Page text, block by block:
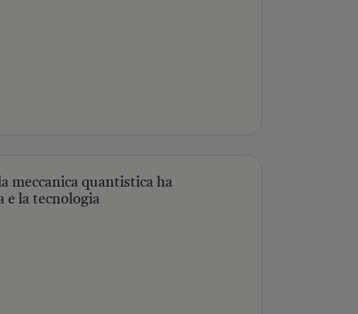
meccanica quantistica ha
e la tecnologia